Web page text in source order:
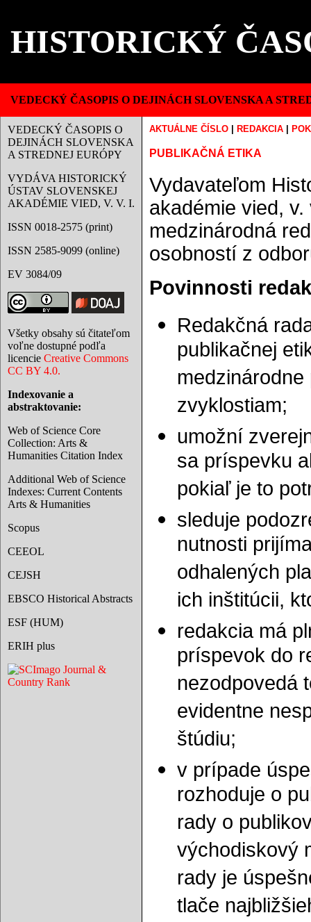
HISTORICKÝ
VEDECKÝ ČASOPIS O DEJINÁCH SLOVENSKA A
VEDECKÝ ČASOPIS O
DEJINÁCH SLOVENSKA
A STREDNEJ EURÓPY
VYDÁVA HISTORICKÝ
ÚSTAV SLOVENSKEJ
AKADÉMIE VIED, V. V. I.
ISSN 0018-2575 (print)
ISSN 2585-9099 (online)
EV 3084/09
Všetky obsahy sú čitateľom
voľne dostupné podľa
licencie Creative Commons
CC BY 4.0.
Indexovanie a
abstraktovanie:
Web of Science Core
Collection: Arts &
Humanities Citation Index
Additional Web of Science
Indexes: Current Contents
Arts & Humanities
Scopus
CEEOL
CEJSH
EBSCO Historical Abstracts
ESF (HUM)
ERIH plus
AKTUÁLNE ČÍSLO REDAKCIA
PUBLIKAČNÁ ETIKA
Vydavateľom
akadémie vied,
medzinárodná
osobností z
Povinnosti
Redakčná
publikačnej
zvyklostiam;
umožní
sa príspevku
pokiaľ je to
sleduje
nutnosti
odhalených
ich inštitúcii,
redakcia má
príspevok do
nezodpovedá
evidentne
štúdiu;
v prípade
rozhoduje o
rady o
východiskový
rady je
tlače